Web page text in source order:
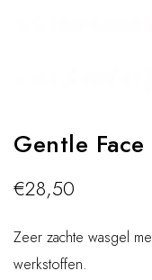
Gentle Face
€28,50
Zeer zachte wasgel
werkstoffen.